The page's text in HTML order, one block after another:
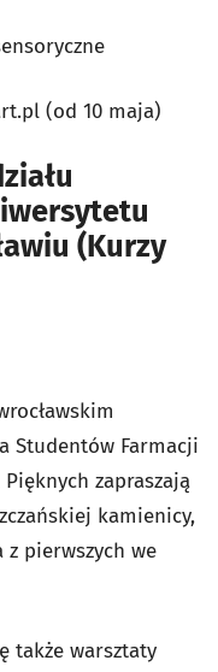
(od 10 maja)
(Kurzy
Studentów Farmacji
zapraszają
kamienicy,
z pierwszych we
także warsztaty